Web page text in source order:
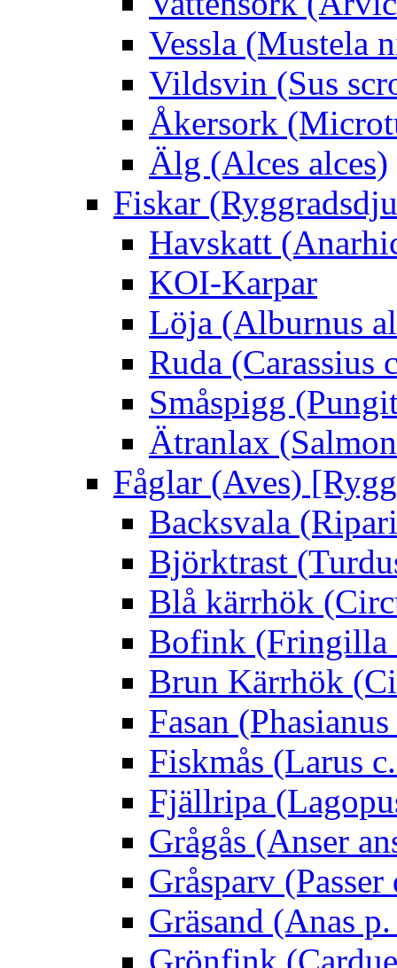
Vessla (Mustela
Vildsvin (Sus
Åkersork
Älg (Alces alces)
Fiskar
Havskatt
KOI-Karpar
Löja (Alburnus
Ruda (Carassius
Småspigg
Ätranlax
Fåglar (Aves)
Backsvala
Björktrast
Blå kärrhök
Bofink (Fringilla
Brun Kärrhök
Fasan
Fiskmås (Larus
Fjällripa
Grågås (Anser
Gråsparv
Gräsand (Anas
Grönfink